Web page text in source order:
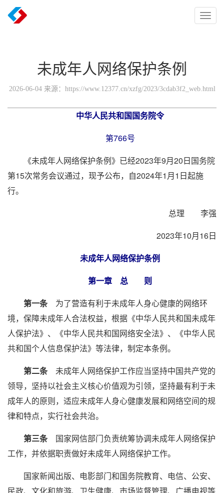
Toggle
未成年人网络保护条例
2026-06-04 来源：https://www.12377.cn/xzfg/2023/3cdab3f2_web.html
中华人民共和国国务院令
第766号
《未成年人网络保护条例》已经2023年9月20日国务院
第15次常务会议通过，现予公布，自2024年1月1日起施
行。
总理 李强
2023年10月16日
未成年人网络保护条例
第一章 总 则
第一条为了营造有利于未成年人身心健康的网络环
境，保障未成年人合法权益，根据《中华人民共和国未成年
人保护法》、《中华人民共和国网络安全法》、《中华人民
共和国个人信息保护法》等法律，制定本条例。
第二条未成年人网络保护工作应当坚持中国共产党的
领导，坚持以社会主义核心价值观为引领，坚持最有利于未
成年人的原则，适应未成年人身心健康发展和网络空间的规
律和特点，实行社会共治。
第三条国家网信部门负责统筹协调未成年人网络保护
工作，并依据职责做好未成年人网络保护工作。
国家新闻出版、电影部门和国务院教育、电信、公安、